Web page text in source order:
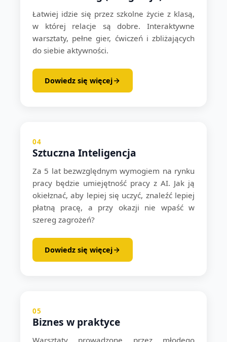
Łatwiej idzie się przez szkolne życie z klasą,
w której relacje są dobre. Interaktywne
warsztaty, pełne gier, ćwiczeń i zbliżających
do siebie aktywności.
Dowiedz się więcej
04
Sztuczna Inteligencja
Za 5 lat bezwzględnym wymogiem na rynku
pracy będzie umiejętność pracy z AI. Jak ją
okiełznać, aby lepiej się uczyć, znaleźć lepiej
płatną pracę, a przy okazji nie wpaść w
szereg zagrożeń?
Dowiedz się więcej
05
Biznes w praktyce
Warsztaty prowadzone przez młodego